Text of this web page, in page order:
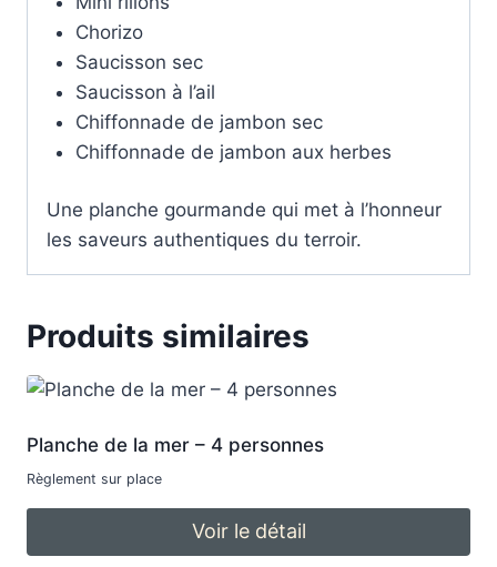
Chorizo
Saucisson sec
Saucisson à l’ail
Chiffonnade de jambon sec
Chiffonnade de jambon aux herbes
Une planche gourmande qui met à l’honneur
les saveurs authentiques du terroir.
Produits similaires
Planche de la mer – 4 personnes
Règlement sur place
Voir le détail